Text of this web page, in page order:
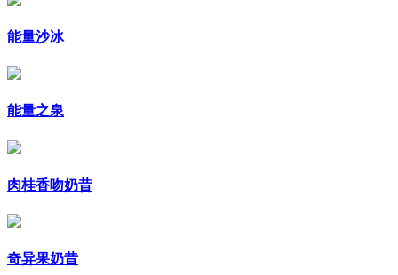
能量沙冰
能量之泉
肉桂香吻奶昔
奇异果奶昔